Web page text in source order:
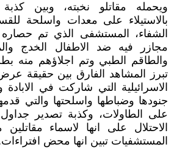
ويحمله مقاتلو نخبته، وبين
بالاستيلاء على معدات واسلحة
الشفاء، المستشفى الذي تم حصاره
مجازر فيه ضد الاطفال الخدج
والطاقم الطبي وتم اجلاؤهم منه
تبرز المشاهد الفارق بين حقيقة
الاسرائيلية التي شاركت في
جنودها وضباطها واسلحتها والتي
على الطاولات، وكذبة تصدير
الاحتلال على انها لاسماء
المستشفيات تبين انها محض